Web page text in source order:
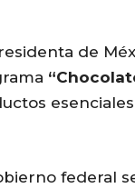
de
federal